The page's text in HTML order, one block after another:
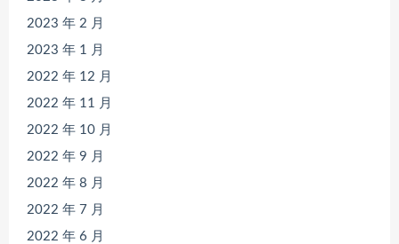
2023 年 2 月
2023 年 1 月
2022 年 12 月
2022 年 11 月
2022 年 10 月
2022 年 9 月
2022 年 8 月
2022 年 7 月
2022 年 6 月